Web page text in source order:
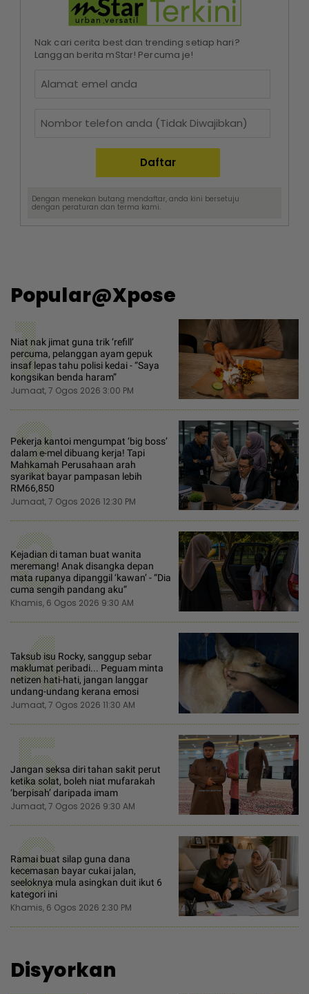
Nak cari cerita best dan trending setiap hari?
Langgan berita mStar! Percuma je!
Dengan menekan butang mendaftar, anda kini bersetuju
dengan peraturan dan terma kami.
Popular@Xpose
1
Niat nak jimat guna trik ‘refill’
percuma, pelanggan ayam gepuk
insaf lepas tahu polisi kedai - “Saya
kongsikan benda haram”
Jumaat, 7 Ogos 2026 3:00 PM
2
Pekerja kantoi mengumpat ‘big boss’
dalam e-mel dibuang kerja! Tapi
Mahkamah Perusahaan arah
syarikat bayar pampasan lebih
RM66,850
Jumaat, 7 Ogos 2026 12:30 PM
3
Kejadian di taman buat wanita
meremang! Anak disangka depan
mata rupanya dipanggil ‘kawan’ - “Dia
cuma sengih pandang aku“
Khamis, 6 Ogos 2026 9:30 AM
4
Taksub isu Rocky, sanggup sebar
maklumat peribadi... Peguam minta
netizen hati-hati, jangan langgar
undang-undang kerana emosi
Jumaat, 7 Ogos 2026 11:30 AM
5
Jangan seksa diri tahan sakit perut
ketika solat, boleh niat mufarakah
‘berpisah’ daripada imam
Jumaat, 7 Ogos 2026 9:30 AM
6
Ramai buat silap guna dana
kecemasan bayar cukai jalan,
seeloknya mula asingkan duit ikut 6
kategori ini
Khamis, 6 Ogos 2026 2:30 PM
Disyorkan